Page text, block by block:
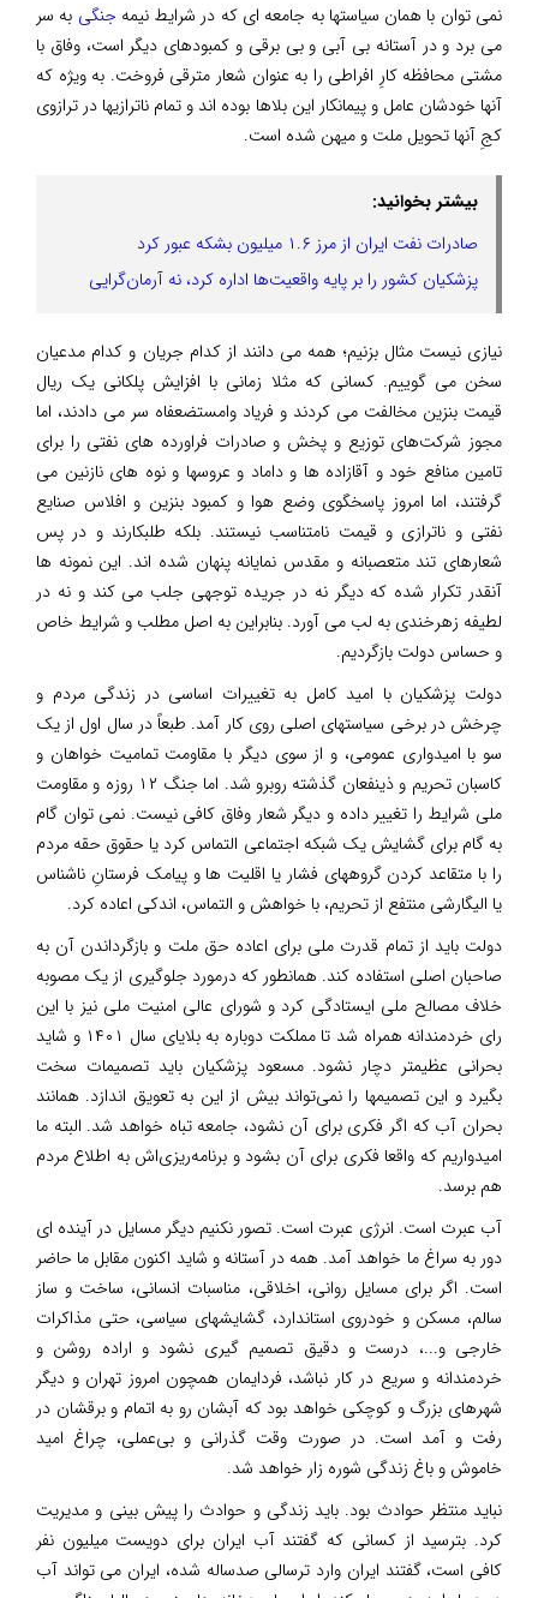
نمی توان با همان سیاستها به جامعه ای که در شرایط نیمه جنگی به سر
می برد و در آستانه بی آبی و بی برقی و کمبودهای دیگر است، وفاق با
مشتی محافظه کارِ افراطی را به عنوان شعار مترقی فروخت. به ویژه که
آنها خودشان عامل و پیمانکار این بلاها بوده اند و تمام ناترازیها در ترازوی
کجِ آنها تحویل ملت و میهن شده است.
بیشتر بخوانید:
صادرات نفت ایران از مرز ۱.۶ میلیون بشکه عبور کرد
پزشکیان کشور را بر پایه واقعیت‌ها اداره کرد، نه آرمان‌گرایی
نیازی نیست مثال بزنیم؛ همه می دانند از کدام جریان و کدام مدعیان
سخن می گوییم. کسانی که مثلا زمانی با افزایش پلکانی یک ریال
قیمت بنزین مخالفت می کردند و فریاد وامستضعفاه سر می دادند، اما
مجوز شرکت‌های توزیع و پخش و صادرات فراورده های نفتی را برای
تامین منافع خود و آقازاده ها و داماد و عروسها و نوه های نازنین می
گرفتند، اما امروز پاسخگوی وضع هوا و کمبود بنزین و افلاس صنایع
نفتی و ناترازی و قیمت نامتناسب نیستند. بلکه طلبکارند و در پس
شعارهای تند متعصبانه و مقدس نمایانه پنهان شده اند. این نمونه ها
آنقدر تکرار شده که دیگر نه در جریده توجهی جلب می کند و نه در
لطیفه زهرخندی به لب می آورد. بنابراین به اصل مطلب و شرایط خاص
و حساس دولت بازگردیم.
دولت پزشکیان با امید کامل به تغییرات اساسی در زندگی مردم و
چرخش در برخی سیاستهای اصلی روی کار آمد. طبعاً در سال اول از یک
سو با امیدواری عمومی، و از سوی دیگر با مقاومت تمامیت خواهان و
کاسبان تحریم و ذینفعان گذشته روبرو شد. اما جنگ ۱۲ روزه و مقاومت
ملی شرایط را تغییر داده و دیگر شعار وفاق کافی نیست. نمی توان گام
به گام برای گشایش یک شبکه اجتماعی التماس کرد یا حقوق حقه مردم
را با متقاعد کردن گروههای فشار یا اقلیت ها و پیامک فرستانِ ناشناس
یا الیگارشی منتفع از تحریم، با خواهش و التماس، اندکی اعاده کرد.
دولت باید از تمام قدرت ملی برای اعاده حق ملت و بازگرداندن آن به
صاحبان اصلی استفاده کند. همانطور که درمورد جلوگیری از یک مصوبه
خلاف مصالح ملی ایستادگی کرد و شورای عالی امنیت ملی نیز با این
رای خردمندانه همراه شد تا مملکت دوباره به بلایای سال ۱۴۰۱ و شاید
بحرانی عظیمتر دچار نشود. مسعود پزشکیان باید تصمیمات سخت
بگیرد و این تصمیمها را نمی‌تواند بیش از این به تعویق اندازد. همانند
بحران آب که اگر فکری برای آن نشود، جامعه تباه خواهد شد. البته ما
امیدواریم که واقعا فکری برای آن بشود و برنامه‌ریزی‌اش به اطلاع مردم
هم برسد.
آب عبرت است. انرژی عبرت است. تصور نکنیم دیگر مسایل در آینده ای
دور به سراغ ما خواهد آمد. همه در آستانه و شاید اکنون مقابل ما حاضر
است. اگر برای مسایل روانی، اخلاقی، مناسبات انسانی، ساخت و ساز
سالم، مسکن و خودروی استاندارد، گشایشهای سیاسی، حتی مذاکرات
خارجی و...، درست و دقیق تصمیم گیری نشود و اراده روشن و
خردمندانه و سریع در کار نباشد، فردایمان همچون امروز تهران و دیگر
شهرهای بزرگ و کوچکی خواهد بود که آبشان رو به اتمام و برقشان در
رفت و آمد است. در صورت وقت گذرانی و بی‌عملی، چراغ امید
خاموش و باغ زندگی شوره زار خواهد شد.
نباید منتظر حوادث بود. باید زندگی و حوادث را پیش بینی و مدیریت
کرد. بترسید از کسانی که گفتند آب ایران برای دویست میلیون نفر
کافی است، گفتند ایران وارد ترسالی صدساله شده، ایران می تواند آب